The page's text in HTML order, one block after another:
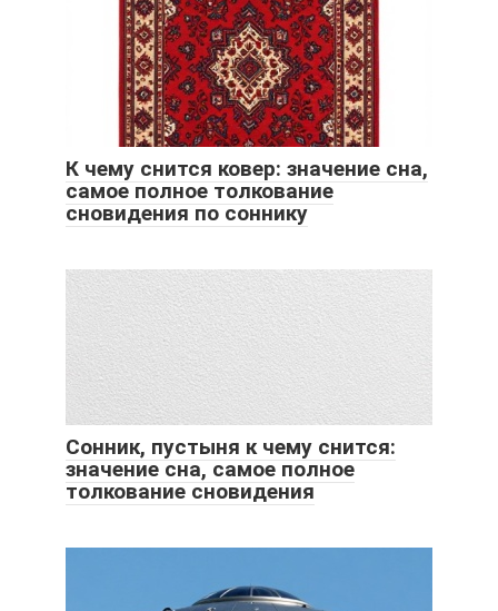
К чему снится ковер: значение сна,
самое полное толкование
сновидения по соннику
Сонник, пустыня к чему снится:
значение сна, самое полное
толкование сновидения